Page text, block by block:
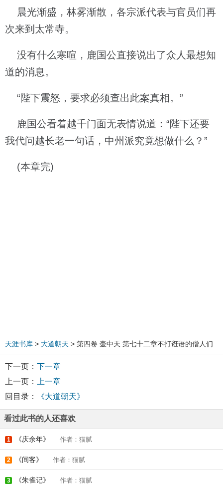
晨光渐盛，林雾渐散，各宗派代表与官员们再
次来到太常寺。
没有什么寒喧，鹿国公直接说出了众人最想知
道的消息。
“陛下震怒，要求必须查出此案真相。”
鹿国公看着越千门面无表情说道：“陛下还要
我代问越长老一句话，中州派究竟想做什么？”
(本章完)
天涯书库 > 大道朝天 > 第四卷 壶中天 第七十二章不打诳语的僧人们
下一页： 下一章
上一页：
上一章
回目录：
《大道朝天》
看过此书的人还喜欢
1 《庆余年》 作者：猫腻
2 《间客》 作者：猫腻
3 《朱雀记》 作者：猫腻